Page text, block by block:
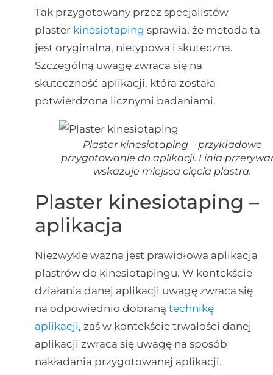
Tak przygotowany przez specjalistów
plaster kinesiotaping sprawia, że metoda ta
jest oryginalna, nietypowa i skuteczna.
Szczególną uwagę zwraca się na
skuteczność aplikacji, która została
potwierdzona licznymi badaniami.
Plaster kinesiotaping – przykładowe
przygotowanie do aplikacji. Linia
wskazuje miejsca cięcia plastra.
Plaster kinesiotaping –
aplikacja
Niezwykle ważna jest prawidłowa aplikacja
plastrów do kinesiotapingu. W kontekście
działania danej aplikacji uwagę zwraca się
na odpowiednio dobraną technikę
aplikacji, zaś w kontekście trwałości danej
aplikacji zwraca się uwagę na sposób
nakładania przygotowanej aplikacji.